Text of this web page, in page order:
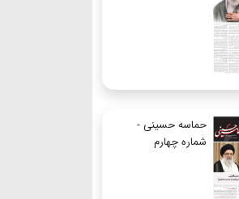
حماسه حسینی -
شماره چهارم